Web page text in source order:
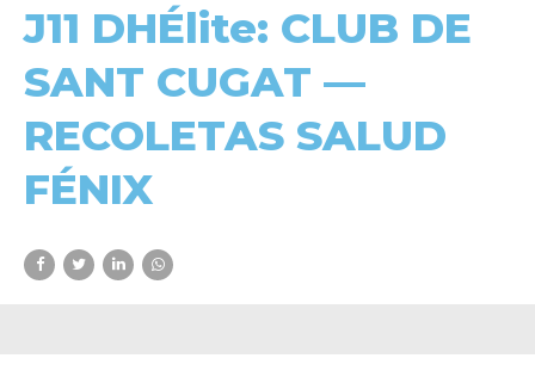
J11 DHÉlite: CLUB DE
SANT CUGAT —
RECOLETAS SALUD
FÉNIX